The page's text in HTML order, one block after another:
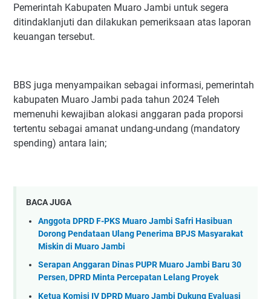
Pemerintah Kabupaten Muaro Jambi untuk segera
ditindaklanjuti dan dilakukan pemeriksaan atas laporan
keuangan tersebut.
BBS juga menyampaikan sebagai informasi, pemerintah
kabupaten Muaro Jambi pada tahun 2024 Teleh
memenuhi kewajiban alokasi anggaran pada proporsi
tertentu sebagai amanat undang-undang (mandatory
spending) antara lain;
BACA JUGA
Anggota DPRD F-PKS Muaro Jambi Safri Hasibuan
Dorong Pendataan Ulang Penerima BPJS Masyarakat
Miskin di Muaro Jambi
Serapan Anggaran Dinas PUPR Muaro Jambi Baru 30
Persen, DPRD Minta Percepatan Lelang Proyek
Ketua Komisi IV DPRD Muaro Jambi Dukung Evaluasi